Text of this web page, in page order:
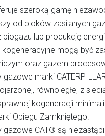
szeroką gamę
od bloków zasilanych
biogazu lub produkcję
mogą być
oraz gazem
gazowe marki
równoległej z
kogeneracji
Obiegu Zamkniętego.
gazowe CAT® są